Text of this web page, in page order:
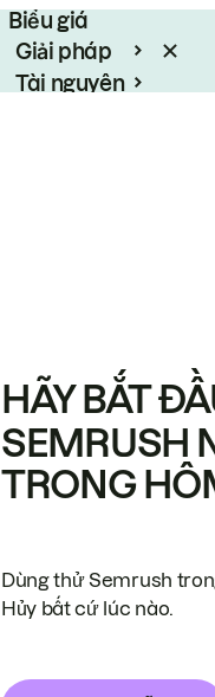
Biểu giá
Giải pháp
Tài nguyên
HÃY BẮT
SEMRUSH
TRONG
Dùng thử Semrush
Hủy bất cứ lúc nào.